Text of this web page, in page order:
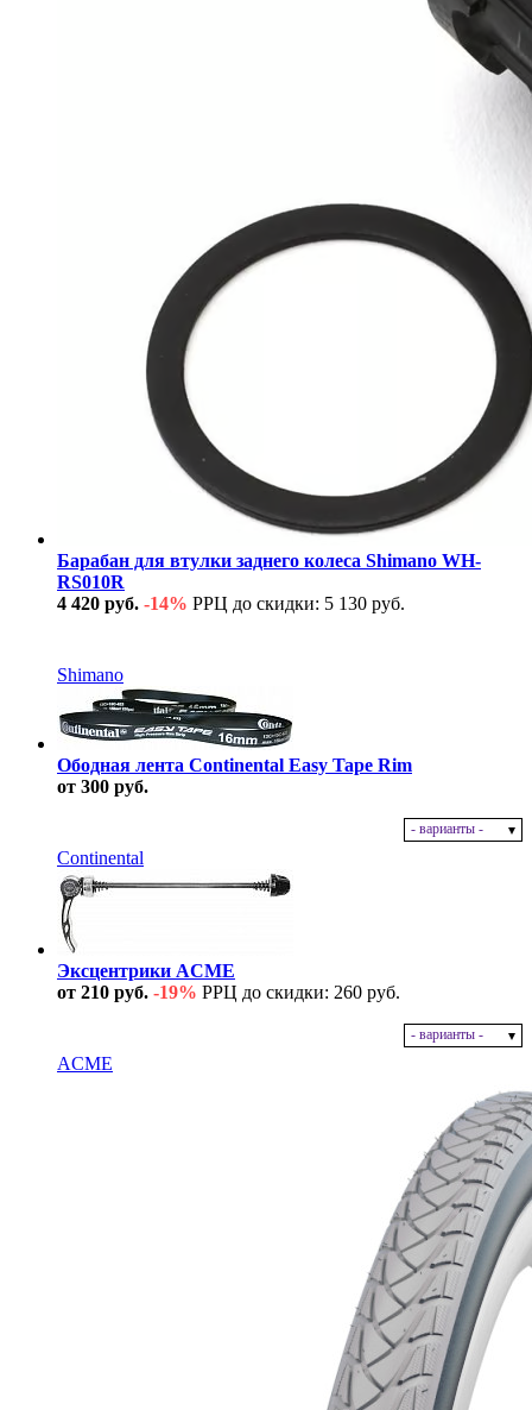
Барабан для втулки заднего колеса Shimano WH-
RS010R
4 420 руб. -14% РРЦ до скидки: 5 130 руб.
Shimano
Ободная лента Continental Easy Tape Rim
от 300 руб.
- варианты -
Continental
Эксцентрики ACME
от 210 руб. -19% РРЦ до скидки: 260 руб.
- варианты -
ACME